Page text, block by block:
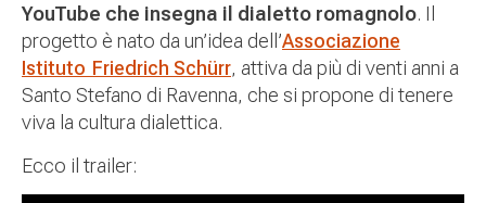
YouTube che insegna il dialetto romagnolo. Il
progetto è nato da un’idea dell’Associazione
Istituto Friedrich Schürr, attiva da più di venti anni a
Santo Stefano di Ravenna, che si propone di tenere
viva la cultura dialettica.
Ecco il trailer: